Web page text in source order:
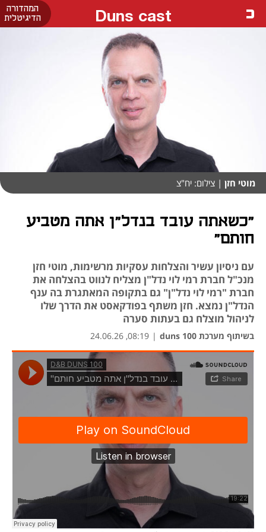
המהדורה
הדיגיטלית
Duns cast
מוטי חזן | צילום: יח"צ
"כשאתה עובד בנדל"ן אתה מטביע
חותם"
עם ניסיון עשיר והצלחות עסקיות מרשימות, מוטי חזן
מנכ"ל חברת רמי לוי נדל"ן מצליח לנווט בהצלחה את
חברת "רמי לוי נדל"ן" גם בתקופה המאתגרת בה ענף
הנדל"ן נמצא. חזן משתף בפודקאסט את הדרך שלו
לניהול מוצלח גם בעתות סערה
בשיתוף מערכת duns 100 |
08:19, 24.06.26